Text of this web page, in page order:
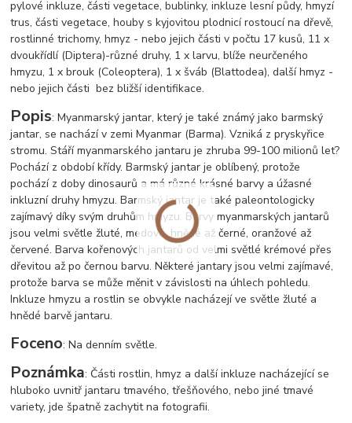
pylové inkluze, části vegetace, bublinky, inkluze lesní půdy, hmyzí
trus, části vegetace, houby s kyjovitou plodnicí rostoucí na dřevě,
rostlinné trichomy, hmyz - nebo jejich části v počtu 17 kusů, 11 x
dvoukřídlí (Diptera)-různé druhy, 1 x larvu, blíže neurčeného
hmyzu, 1 x brouk (Coleoptera), 1 x šváb (Blattodea), další hmyz -
nebo jejich části bez bližší identifikace.
Popis: Myanmarský jantar, který je také známý jako barmský
jantar, se nachází v zemi Myanmar (Barma). Vzniká z pryskyřice
stromu. Stáří myanmarského jantaru je zhruba 99-100 milionů let?
Pochází z období křídy. Barmský jantar je oblíbený, protože
pochází z doby dinosaurů a má různé krásné barvy a úžasné
inkluzní druhy hmyzu. Barmský jantar je také paleontologicky
zajímavý díky svým druhům hmyzu. Barvy myanmarských jantarů
jsou velmi světle žluté, medové, hnědé až černé, oranžové až
červené. Barva kořenových jantarů od velmi světlé krémové přes
dřevitou až po černou barvu. Některé jantary jsou velmi zajímavé,
protože barva se může měnit v závislosti na úhlech pohledu.
Inkluze hmyzu a rostlin se obvykle nacházejí ve světle žluté a
hnědé barvě jantaru.
Foceno: Na denním světle.
Poznámka: Části rostlin, hmyz a další inkluze nacházející se
hluboko uvnitř jantaru tmavého, třešňového, nebo jiné tmavé
variety, jde špatně zachytit na fotografii.